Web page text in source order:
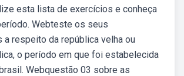
esta lista de exercícios e conheça
Webteste os seus
a respeito da república velha ou
o período em que foi estabelecida
Webquestão 03 sobre as